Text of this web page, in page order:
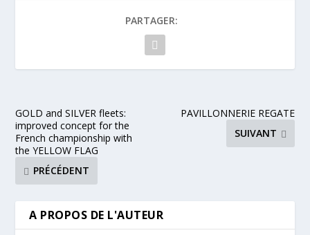
PARTAGER:
GOLD and SILVER fleets:
improved concept for the
French championship with
the YELLOW FLAG
PRÉCÉDENT
PAVILLONNERIE REGATE
SUIVANT
A PROPOS DE L'AUTEUR